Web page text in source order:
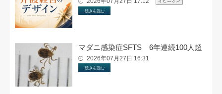
続きを読む
マダニ感染症SFTS 6年連続100人超
2026年07月27日 16:31
続きを読む